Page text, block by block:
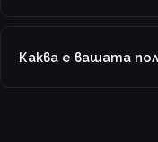
Каква е вашата